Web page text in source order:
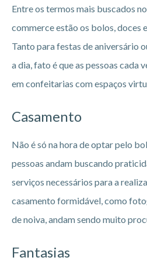
Entre os termos mais buscados
commerce estão os bolos, doces
Tanto para festas de aniversário
a dia, fato é que as pessoas cada
em confeitarias com espaços
Casamento
Não é só na hora de optar pelo
pessoas andam buscando
serviços necessários para a
casamento formidável, como
de noiva, andam sendo muito
Fantasias